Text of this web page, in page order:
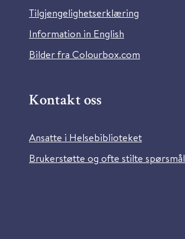
Tilgjengelighetserklæring
Information in English
Bilder fra Colourbox.com
Kontakt oss
Ansatte i Helsebiblioteket
Brukerstøtte og ofte stilte spørsmål